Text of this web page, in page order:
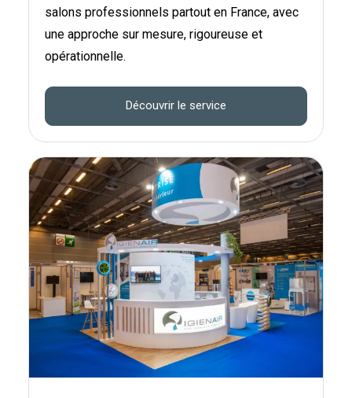
salons professionnels partout en France, avec
une approche sur mesure, rigoureuse et
opérationnelle.
Découvrir le service